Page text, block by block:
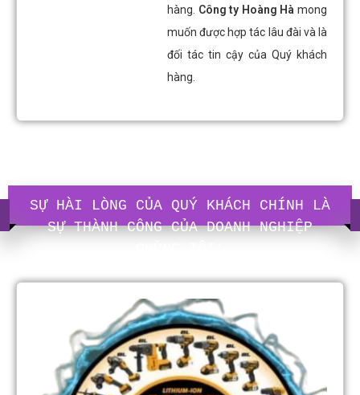
hàng. Công ty Hoàng Hà mong
muốn được hợp tác lâu đài và là
đối tác tin cậy của Quý khách
hàng.
SỰ HÀI LÒNG CỦA QUÝ KHÁCH CHÍNH LÀ
SỰ THÀNH CÔNG CỦA DOANH NGHIỆP